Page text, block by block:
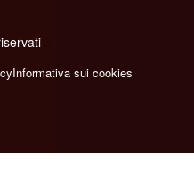
Informativa sui cookies